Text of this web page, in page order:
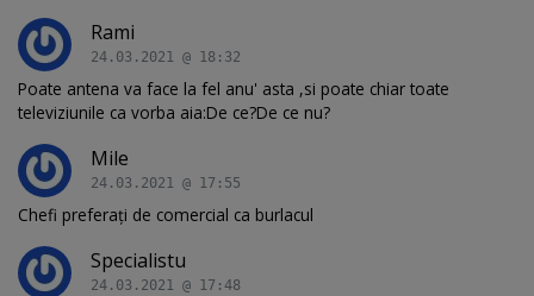
Rami
24.03.2021 @ 18:32
Poate antena va face la fel anu' asta ,si poate chiar toate
televiziunile ca vorba aia:De ce?De ce nu?
Mile
24.03.2021 @ 17:55
Chefi preferați de comercial ca burlacul
Specialistu
24.03.2021 @ 17:48